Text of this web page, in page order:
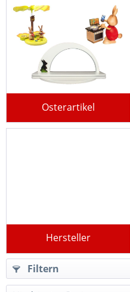
Osterartikel
Hersteller
Filtern